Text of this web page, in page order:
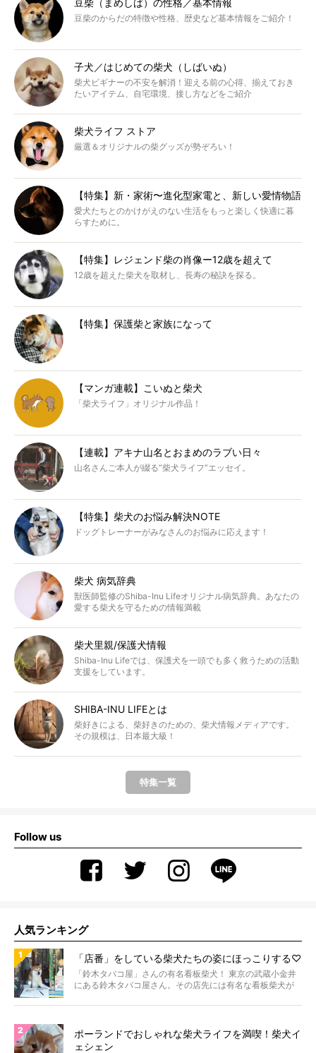
豆柴のからだの特徴や性格、歴史など基本情報をご紹介！
子犬／はじめての柴犬（しばいぬ）
柴犬ビギナーの不安を解消！迎える前の心得、揃えておき
たいアイテム、自宅環境、接し方などをご紹介
柴犬ライフ ストア
厳選＆オリジナルの柴グッズが勢ぞろい！
【特集】新・家術〜進化型家電と、新しい愛情物語
愛犬たちとのかけがえのない生活をもっと楽しく快適に暮
らすために。
【特集】レジェンド柴の肖像ー12歳を超えて
12歳を超えた柴犬を取材し、長寿の秘訣を探る。
【特集】保護柴と家族になって
【マンガ連載】こいぬと柴犬
「柴犬ライフ」オリジナル作品！
【連載】アキナ山名とおまめのラブい日々
山名さんご本人が綴る“柴犬ライフ”エッセイ。
【特集】柴犬のお悩み解決NOTE
ドッグトレーナーがみなさんのお悩みに応えます！
柴犬 病気辞典
獣医師監修のShiba-Inu Lifeオリジナル病気辞典。あなたの
愛する柴犬を守るための情報満載
柴犬里親/保護犬情報
Shiba-Inu Lifeでは、保護犬を一頭でも多く救うための活動
支援をしています。
SHIBA-INU LIFEとは
柴好きによる、柴好きのための、柴犬情報メディアです。
その規模は、日本最大級！
特集一覧
Follow us
人気ランキング
「店番」をしている柴犬たちの姿にほっこりする♡
「鈴木タバコ屋」さんの有名看板柴犬！ 東京の武蔵小金井
にある鈴木タバコ屋さん。その店先には有名な看板柴犬が
ポーランドでおしゃれな柴犬ライフを満喫！柴犬イ
ェシェン